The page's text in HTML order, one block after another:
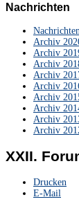
Nachrichten
Nachrichten
Archiv
Archiv
Archiv
Archiv
Archiv
Archiv
Archiv
Archiv
Archiv
XXII.
Drucken
E-Mail